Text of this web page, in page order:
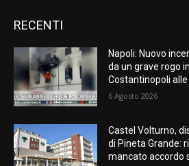
RECENTI
Napoli: Nuovo
da un grave rogo
Costantinopoli
6 Agosto 2026
Castel Volturno,
di Pineta Grande:
mancato accordo